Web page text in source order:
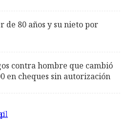
de 80 años y su nieto por
contra hombre que cambió
en cheques sin autorización